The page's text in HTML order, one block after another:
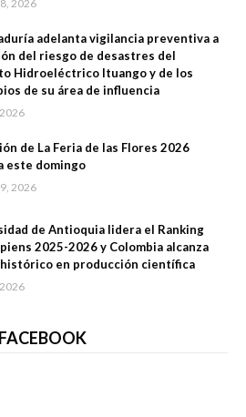
2026
adelanta vigilancia preventiva a
del riesgo de desastres del
Hidroeléctrico Ituango y de los
de su área de influencia
de La Feria de las Flores 2026
este domingo
2026
de Antioquia lidera el Ranking
2025-2026 y Colombia alcanza
en producción científica
FACEBOOK